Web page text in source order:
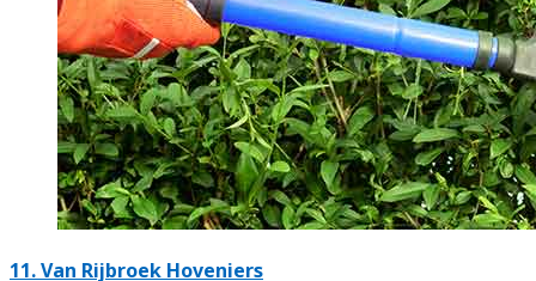
11.Van Rijbroek Hoveniers